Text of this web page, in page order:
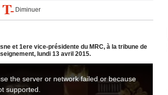
Diminuer
et 1ere vice-présidente du MRC, à la tribune de
lundi 13 avril 2015.